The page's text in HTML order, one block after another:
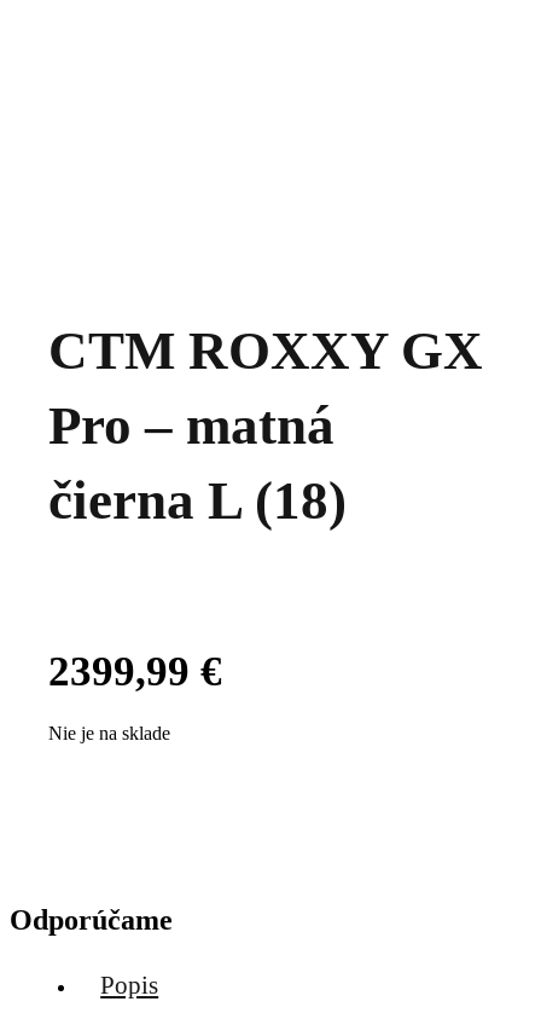
CTM ROXXY GX
Pro – matná
čierna L (18)
2399,99 €
Nie je na sklade
Odporúčame
Popis